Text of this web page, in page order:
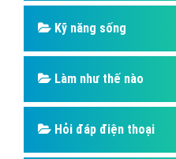
Kỹ năng sống
Làm như thế nào
Hỏi đáp điện thoại